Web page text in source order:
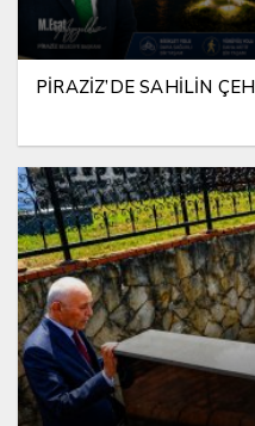
PİRAZİZ’DE SAHİLİN